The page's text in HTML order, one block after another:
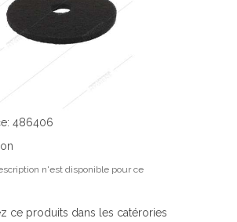
486406
n'est disponible pour ce
ce produits dans les catérories